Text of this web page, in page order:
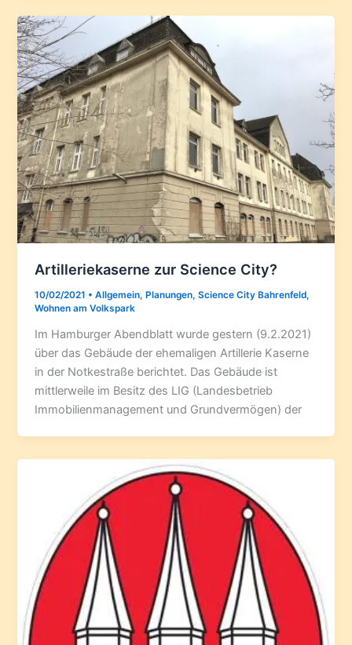
Artilleriekaserne zur Science City?
10/02/2021 •Allgemein, Planungen,Science City Bahrenfeld,
Wohnen am Volkspark
Im Hamburger Abendblatt wurde gestern (9.2.2021)
über das Gebäude der ehemaligen Artillerie Kaserne
in der Notkestraße berichtet. Das Gebäude ist
mittlerweile im Besitz des LIG (Landesbetrieb
Immobilienmanagement und Grundvermögen) der